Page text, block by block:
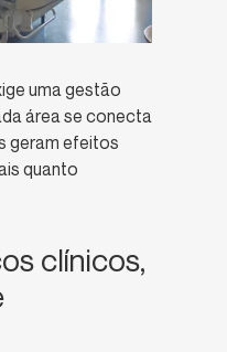
uma gestão
área se conecta
geram efeitos
quanto
clínicos,